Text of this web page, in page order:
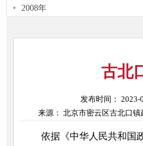
2008年
古北
发布时间： 2023-
来源： 北京市密云区古北口镇
依据《中华人民共和国